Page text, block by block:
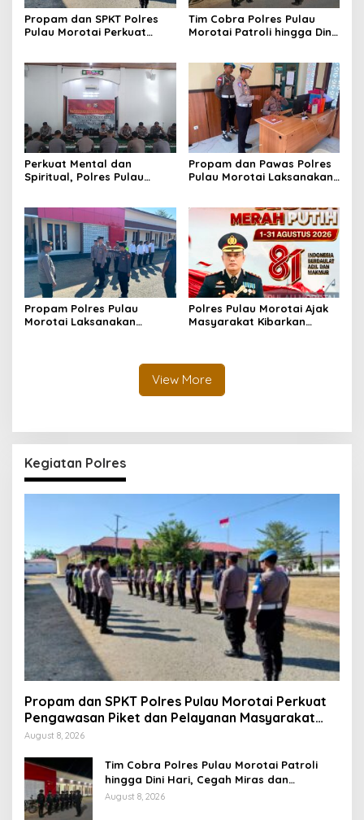
Propam dan SPKT Polres
Pulau Morotai Perkuat
Selama 1×24 Jam
Tim Cobra Polres Pulau
Morotai Patroli hingga Dini
Perkuat Mental dan
Spiritual, Polres Pulau
Personel Berintegritas
Propam dan Pawas Polres
Pulau Morotai Laksanakan
Mendapat Pelayanan
Optimal
Propam Polres Pulau
Morotai Laksanakan
Polres Pulau Morotai Ajak
Masyarakat Kibarkan
View More
Kegiatan Polres
Propam dan SPKT Polres Pulau Morotai Perkuat
Pengawasan Piket dan Pelayanan Masyarakat
Selama 1×24 Jam
August 8, 2026
Tim Cobra Polres Pulau Morotai Patroli
hingga Dini Hari, Cegah Miras dan
Gangguan Kamtibmas
August 8, 2026